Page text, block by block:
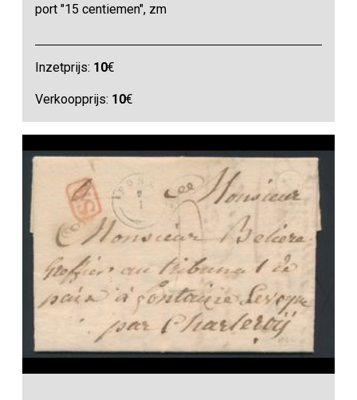
port "15 centiemen", zm
Inzetprijs: 10€
Verkoopprijs: 10€